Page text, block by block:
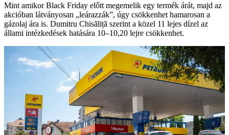
Mint amikor Black Friday előtt megemelik egy termék árát, majd az
akcióban látványosan „leárazzák”, úgy csökkenhet hamarosan a
gázolaj ára is. Dumitru Chisăliță szerint a közel 11 lejes dízel az
állami intézkedések hatására 10–10,20 lejre csökkenhet.